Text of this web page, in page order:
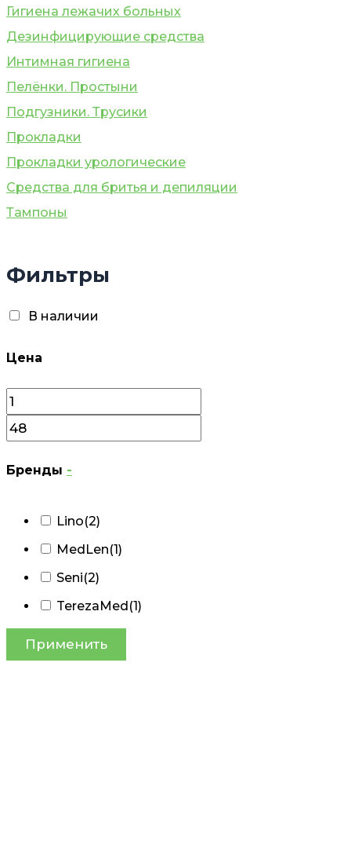
Гигиена лежачих больных
Дезинфицирующие средства
Интимная гигиена
Пелёнки. Простыни
Подгузники. Трусики
Прокладки
Прокладки урологические
Средства для бритья и депиляции
Тампоны
Фильтры
В наличии
Цена
Бренды -
Lino(2)
MedLen(1)
Seni(2)
TerezaMed (1)
Применить